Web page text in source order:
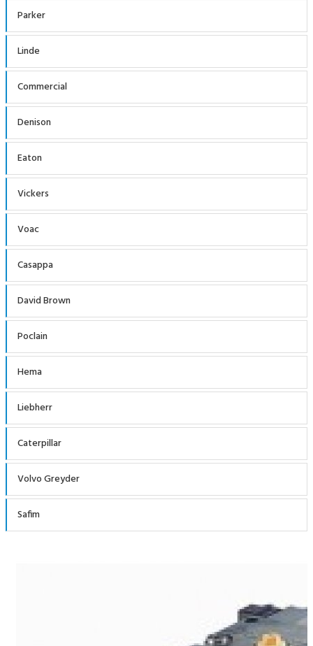
Parker
Linde
Commercial
Denison
Eaton
Vickers
Voac
Casappa
David Brown
Poclain
Hema
Liebherr
Caterpillar
Volvo Greyder
Safim